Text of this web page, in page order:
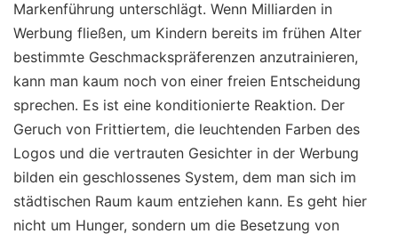
Markenführung unterschlägt. Wenn Milliarden in
Werbung fließen, um Kindern bereits im frühen Alter
bestimmte Geschmackspräferenzen anzutrainieren,
kann man kaum noch von einer freien Entscheidung
sprechen. Es ist eine konditionierte Reaktion. Der
Geruch von Frittiertem, die leuchtenden Farben des
Logos und die vertrauten Gesichter in der Werbung
bilden ein geschlossenes System, dem man sich im
städtischen Raum kaum entziehen kann. Es geht hier
nicht um Hunger, sondern um die Besetzung von